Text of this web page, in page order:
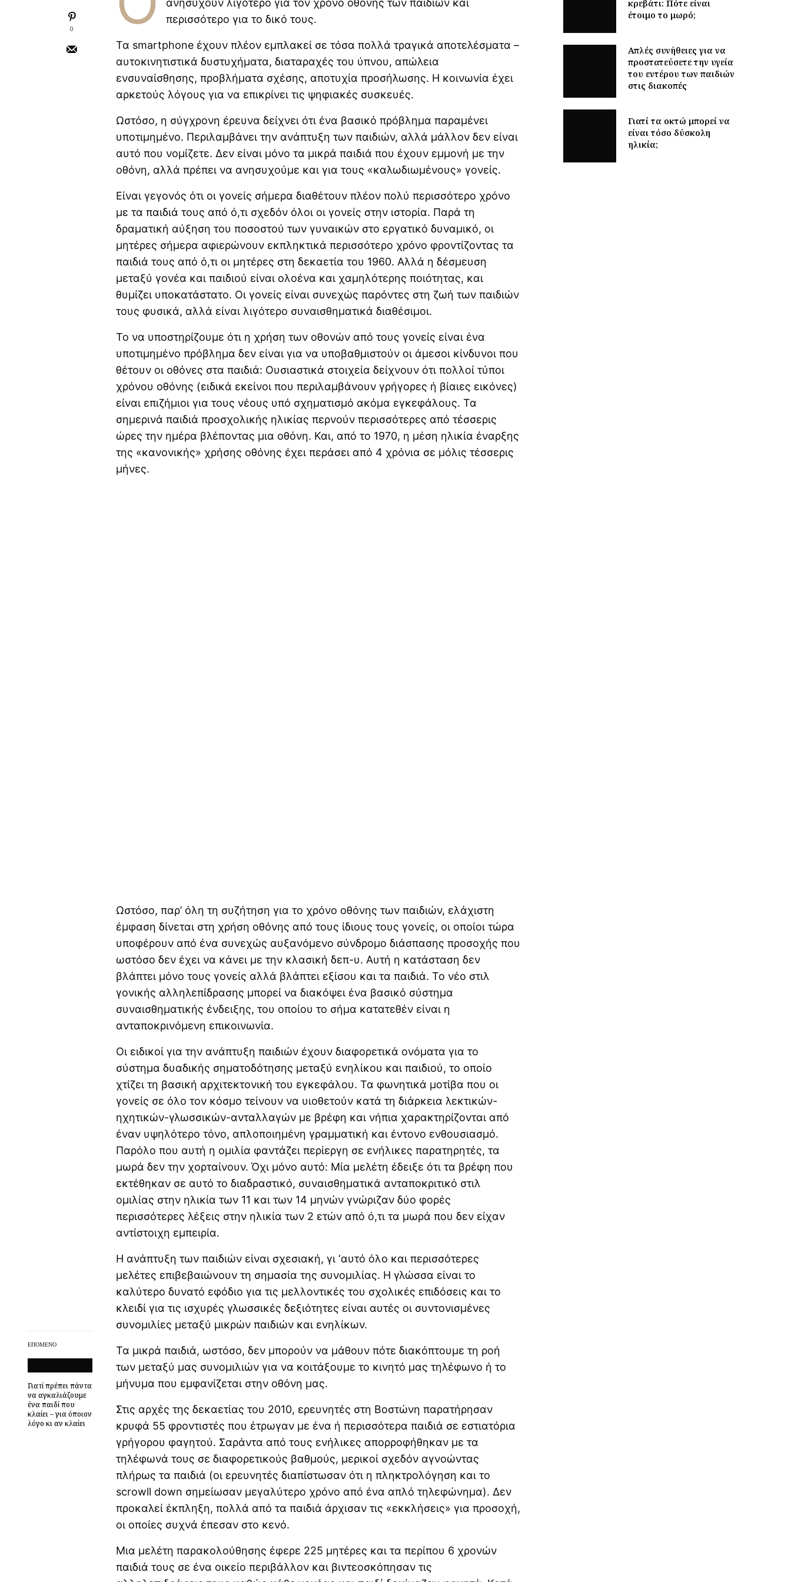
Εφηβική ακμή: πώς να
επιλέξετε τη σωστή
θεραπεία
Η δεύτερη εγκυμοσύνη
αλλάζει τον εγκέφαλο με
διαφορετικό τρόπο
Γιατί τα οικογενειακά
ταξίδια μπορεί να είναι
δύσκολα για παιδιά με
ADHD ή αυτισμό
Οι αόρατες γονεϊκές
καθημερινές φράσεις των
γονέων
0
ΕΠΌΜΕΝΟ
Γιατί πρέπει πάντα
να αγκαλιάζουμε
ένα παιδί που
κλαίει – για όποιον
λόγο κι αν κλαίει
ανησυχούν λιγότερο για τον χρόνο οθόνης των παιδιών και
περισσότερο για το δικό τους.
Τα smartphone έχουν πλέον εμπλακεί σε τόσα πολλά τραγικά αποτελέσματα –
αυτοκινητιστικά δυστυχήματα, διαταραχές του ύπνου, απώλεια
ενσυναίσθησης, προβλήματα σχέσης, αποτυχία προσήλωσης. Η κοινωνία έχει
αρκετούς λόγους για να επικρίνει τις ψηφιακές συσκευές.
Ωστόσο, η σύγχρονη έρευνα δείχνει ότι ένα βασικό πρόβλημα παραμένει
υποτιμημένο. Περιλαμβάνει την ανάπτυξη των παιδιών, αλλά μάλλον δεν είναι
αυτό που νομίζετε. Δεν είναι μόνο τα μικρά παιδιά που έχουν εμμονή με την
οθόνη, αλλά πρέπει να ανησυχούμε και για τους «καλωδιωμένους» γονείς.
Είναι γεγονός ότι οι γονείς σήμερα διαθέτουν πλέον πολύ περισσότερο χρόνο
με τα παιδιά τους από ό,τι σχεδόν όλοι οι γονείς στην ιστορία. Παρά τη
δραματική αύξηση του ποσοστού των γυναικών στο εργατικό δυναμικό, οι
μητέρες σήμερα αφιερώνουν εκπληκτικά περισσότερο χρόνο φροντίζοντας τα
παιδιά τους από ό,τι οι μητέρες στη δεκαετία του 1960. Αλλά η δέσμευση
μεταξύ γονέα και παιδιού είναι ολοένα και χαμηλότερης ποιότητας, και
θυμίζει υποκατάστατο. Οι γονείς είναι συνεχώς παρόντες στη ζωή των παιδιών
τους φυσικά, αλλά είναι λιγότερο συναισθηματικά διαθέσιμοι.
Το να υποστηρίζουμε ότι η χρήση των οθονών από τους γονείς είναι ένα
υποτιμημένο πρόβλημα δεν είναι για να υποβαθμιστούν οι άμεσοι κίνδυνοι που
θέτουν οι οθόνες στα παιδιά: Ουσιαστικά στοιχεία δείχνουν ότι πολλοί τύποι
χρόνου οθόνης (ειδικά εκείνοι που περιλαμβάνουν γρήγορες ή βίαιες εικόνες)
είναι επιζήμιοι για τους νέους υπό σχηματισμό ακόμα εγκεφάλους. Τα
σημερινά παιδιά προσχολικής ηλικίας περνούν περισσότερες από τέσσερις
ώρες την ημέρα βλέποντας μια οθόνη. Και, από το 1970, η μέση ηλικία έναρξης
της «κανονικής» χρήσης οθόνης έχει περάσει από 4 χρόνια σε μόλις τέσσερις
μήνες.
Ωστόσο, παρ’ όλη τη συζήτηση για το χρόνο οθόνης των παιδιών, ελάχιστη
έμφαση δίνεται στη χρήση οθόνης από τους ίδιους τους γονείς, οι οποίοι τώρα
υποφέρουν από ένα συνεχώς αυξανόμενο σύνδρομο διάσπασης προσοχής που
ωστόσο δεν έχει να κάνει με την κλασική δεπ-υ. Αυτή η κατάσταση δεν
βλάπτει μόνο τους γονείς αλλά βλάπτει εξίσου και τα παιδιά. Το νέο στιλ
γονικής αλληλεπίδρασης μπορεί να διακόψει ένα βασικό σύστημα
συναισθηματικής ένδειξης, του οποίου το σήμα κατατεθέν είναι η
ανταποκρινόμενη επικοινωνία.
Οι ειδικοί για την ανάπτυξη παιδιών έχουν διαφορετικά ονόματα για το
σύστημα δυαδικής σηματοδότησης μεταξύ ενηλίκου και παιδιού, το οποίο
χτίζει τη βασική αρχιτεκτονική του εγκεφάλου. Τα φωνητικά μοτίβα που οι
γονείς σε όλο τον κόσμο τείνουν να υιοθετούν κατά τη διάρκεια λεκτικών-
ηχητικών-γλωσσικών-ανταλλαγών με βρέφη και νήπια χαρακτηρίζονται από
έναν υψηλότερο τόνο, απλοποιημένη γραμματική και έντονο ενθουσιασμό.
Παρόλο που αυτή η ομιλία φαντάζει περίεργη σε ενήλικες παρατηρητές, τα
μωρά δεν την χορταίνουν. Όχι μόνο αυτό: Μία μελέτη έδειξε ότι τα βρέφη που
εκτέθηκαν σε αυτό το διαδραστικό, συναισθηματικά ανταποκριτικό στιλ
ομιλίας στην ηλικία των 11 και των 14 μηνών γνώριζαν δύο φορές
περισσότερες λέξεις στην ηλικία των 2 ετών από ό,τι τα μωρά που δεν είχαν
αντίστοιχη εμπειρία.
Η ανάπτυξη των παιδιών είναι σχεσιακή, γι ‘αυτό όλο και περισσότερες
μελέτες επιβεβαιώνουν τη σημασία της συνομιλίας. Η γλώσσα είναι το
καλύτερο δυνατό εφόδιο για τις μελλοντικές του σχολικές επιδόσεις και το
κλειδί για τις ισχυρές γλωσσικές δεξιότητες είναι αυτές οι συντονισμένες
συνομιλίες μεταξύ μικρών παιδιών και ενηλίκων.
Τα μικρά παιδιά, ωστόσο, δεν μπορούν να μάθουν πότε διακόπτουμε τη ροή
των μεταξύ μας συνομιλιών για να κοιτάξουμε το κινητό μας τηλέφωνο ή το
μήνυμα που εμφανίζεται στην οθόνη μας.
Στις αρχές της δεκαετίας του 2010, ερευνητές στη Βοστώνη παρατήρησαν
κρυφά 55 φροντιστές που έτρωγαν με ένα ή περισσότερα παιδιά σε εστιατόρια
γρήγορου φαγητού. Σαράντα από τους ενήλικες απορροφήθηκαν με τα
τηλέφωνά τους σε διαφορετικούς βαθμούς, μερικοί σχεδόν αγνοώντας
πλήρως τα παιδιά (οι ερευνητές διαπίστωσαν ότι η πληκτρολόγηση και το
scrowll down σημείωσαν μεγαλύτερο χρόνο από ένα απλό τηλεφώνημα). Δεν
προκαλεί έκπληξη, πολλά από τα παιδιά άρχισαν τις «εκκλήσεις» για προσοχή,
οι οποίες συχνά έπεσαν στο κενό.
Μια μελέτη παρακολούθησης έφερε 225 μητέρες και τα περίπου 6 χρονών
παιδιά τους σε ένα οικείο περιβάλλον και βιντεοσκόπησαν τις
κρεβάτι: Πότε είναι
έτοιμο το μωρό;
Απλές συνήθειες για να
προστατεύσετε την υγεία
του εντέρου των παιδιών
στις διακοπές
Γιατί τα οκτώ μπορεί να
είναι τόσο δύσκολη
ηλικία;